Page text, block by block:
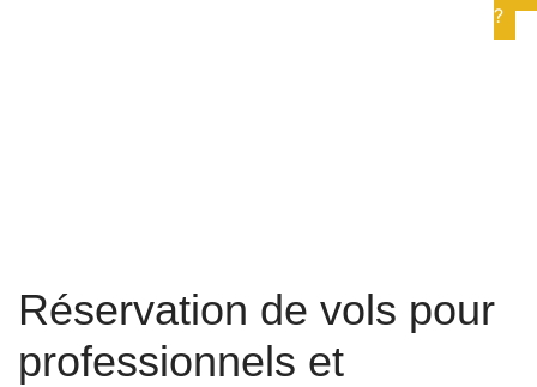
Réservation de vols pour
professionnels et
?